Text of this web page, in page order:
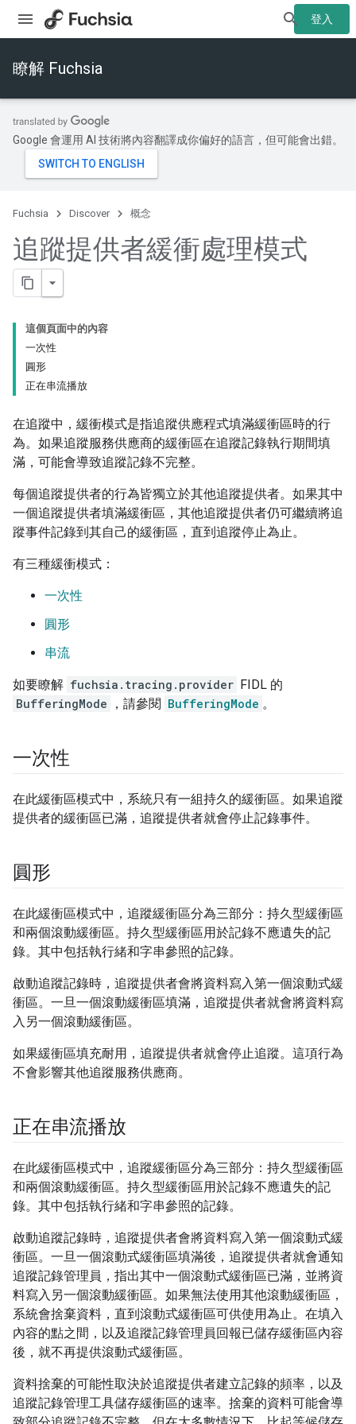
登入
瞭解 Fuchsia
Google 會運用 AI 技術將內容翻譯成你偏好的語言，但可能會出錯。
Fuchsia Discover 概念
追蹤提供者緩衝處理模式
這個頁面中的內容
一次性
圓形
正在串流播放
在追蹤中，緩衝模式是指追蹤供應程式填滿緩衝區時的行
為。如果追蹤服務供應商的緩衝區在追蹤記錄執行期間填
滿，可能會導致追蹤記錄不完整。
每個追蹤提供者的行為皆獨立於其他追蹤提供者。如果其中
一個追蹤提供者填滿緩衝區，其他追蹤提供者仍可繼續將追
蹤事件記錄到其自己的緩衝區，直到追蹤停止為止。
有三種緩衝模式：
一次性
圓形
串流
如要瞭解 fuchsia.tracing.provider FIDL 的
BufferingMode
，請參閱 BufferingMode 。
一次性
在此緩衝區模式中，系統只有一組持久的緩衝區。如果追蹤
提供者的緩衝區已滿，追蹤提供者就會停止記錄事件。
圓形
在此緩衝區模式中，追蹤緩衝區分為三部分：持久型緩衝區
和兩個滾動緩衝區。持久型緩衝區用於記錄不應遺失的記
錄。其中包括執行緒和字串參照的記錄。
啟動追蹤記錄時，追蹤提供者會將資料寫入第一個滾動式緩
衝區。一旦一個滾動緩衝區填滿，追蹤提供者就會將資料寫
入另一個滾動緩衝區。
如果緩衝區填充耐用，追蹤提供者就會停止追蹤。這項行為
不會影響其他追蹤服務供應商。
正在串流播放
在此緩衝區模式中，追蹤緩衝區分為三部分：持久型緩衝區
和兩個滾動緩衝區。持久型緩衝區用於記錄不應遺失的記
錄。其中包括執行緒和字串參照的記錄。
啟動追蹤記錄時，追蹤提供者會將資料寫入第一個滾動式緩
衝區。一旦一個滾動式緩衝區填滿後，追蹤提供者就會通知
追蹤記錄管理員，指出其中一個滾動式緩衝區已滿，並將資
料寫入另一個滾動緩衝區。如果無法使用其他滾動緩衝區，
系統會捨棄資料，直到滾動式緩衝區可供使用為止。在填入
內容的點之間，以及追蹤記錄管理員回報已儲存緩衝區內容
後，就不再提供滾動式緩衝區。
資料捨棄的可能性取決於追蹤提供者建立記錄的頻率，以及
追蹤記錄管理工具儲存緩衝區的速率。捨棄的資料可能會導